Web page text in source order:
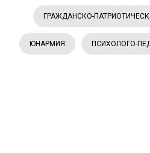
ГРАЖДАНСКО-
ЮНАРМИЯ ПСИХОЛОГО-